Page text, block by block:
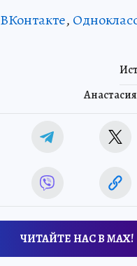
ВКонтакте,
ЧИТАЙТЕ НАС В МАХ!